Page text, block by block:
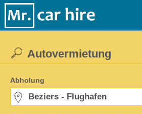
Autovermietung
Abholung